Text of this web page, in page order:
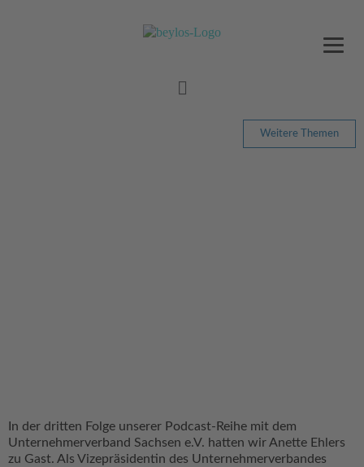
Weitere Themen
In der dritten Folge unserer Podcast-Reihe mit dem
Unternehmerverband Sachsen e.V. hatten wir Anette Ehlers
zu Gast. Als Vizepräsidentin des Unternehmerverbandes